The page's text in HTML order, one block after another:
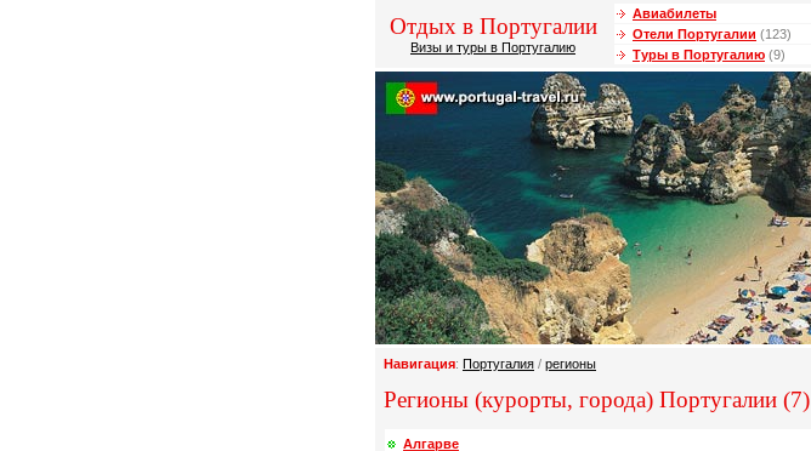
Отдых в Португалии
Визы и туры в Португалию
Авиабилеты
Отели Португалии (123)
Туры в Португалию (9)
Навигация: Португалия / регионы
Регионы (курорты, города) Португалии (7)
Алгарве